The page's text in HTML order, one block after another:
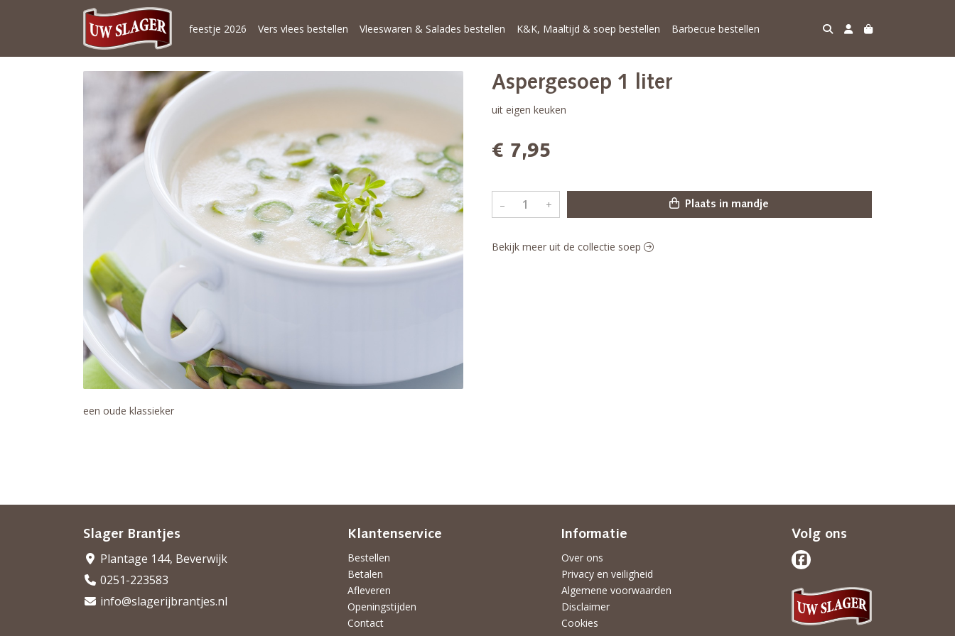
feestje 2026 Vers vlees bestellen Vleeswaren & Salades bestellen K&K, Maaltijd & soep bestellen Barbecue bestellen
een oude klassieker
Aspergesoep 1 liter
uit eigen keuken
€ 7,95
– + Plaats in mandje
Bekijk meer uit de collectie soep
Slager Brantjes
Plantage 144, Beverwijk
0251-223583
info@slagerijbrantjes.nl
Klantenservice
Bestellen
Betalen
Afleveren
Openingstijden
Contact
Informatie
Over ons
Privacy en veiligheid
Algemene voorwaarden
Disclaimer
Cookies
Volg ons